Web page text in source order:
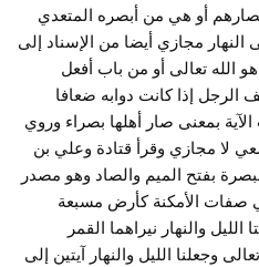
أو هي من أبصره المتعدي
النهار مجازي أيضا من الإسناد إلى
الله تعالى أو من باب أفعل
الرجل إذا كانت دوابه ضعافا
بمعنى صار أهلها بصراء وروي
لا مجازي وقرأ قتادة وعلي بن
بفتح الميم والصاد وهو مصدر
صفات الأمكنة كأرض مسبعة
والنهار نيراهما القمر
وجعلنا الليل والنهار آيتين إلى